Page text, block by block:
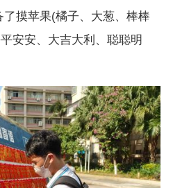
摸苹果(橘子、大葱、棒棒
安安、大吉大利、聪聪明